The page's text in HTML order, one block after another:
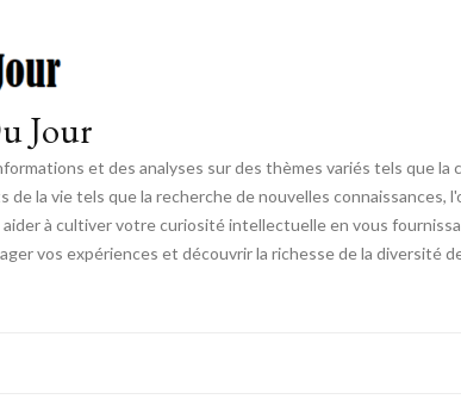
Jour
et des analyses sur des thèmes variés tels que la
la vie tels que la recherche de nouvelles connaissances,
à cultiver votre curiosité intellectuelle en vous
vos expériences et découvrir la richesse de la diversité